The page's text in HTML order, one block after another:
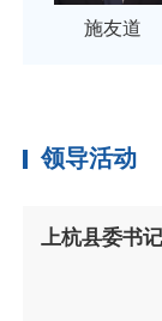
施友道
领导活动
上杭县委书